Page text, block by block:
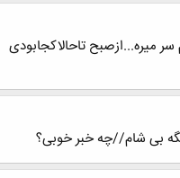
میره...ازصبح تاحالاکجابودی
بی شام//چه خبر خوبی؟